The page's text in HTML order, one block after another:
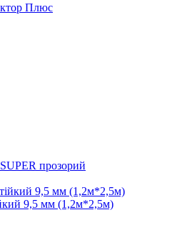
Плюс
прозорий
9,5 мм (1,2м*2,5м)